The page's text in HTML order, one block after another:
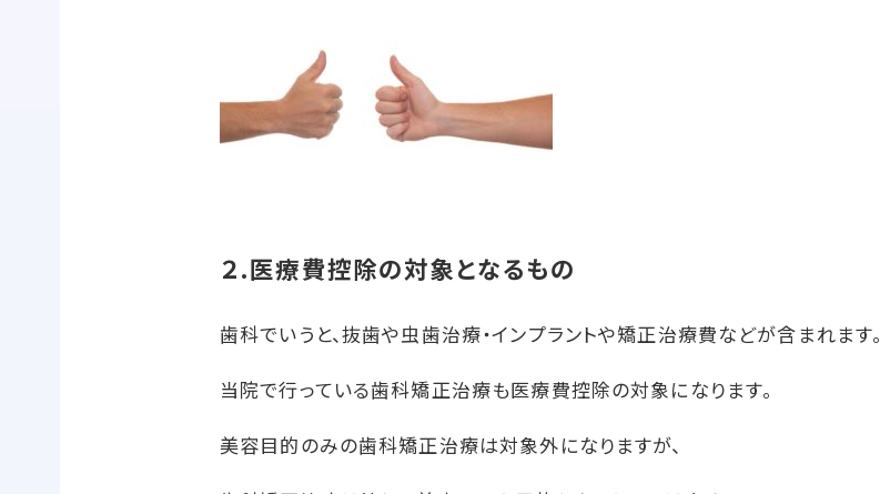
２.医療費控除の対象となるもの
歯科でいうと、抜歯や虫歯治療・インプラントや矯正治療費などが含まれます。
当院で行っている歯科矯正治療も医療費控除の対象になります。
美容目的のみの歯科矯正治療は対象外になりますが、